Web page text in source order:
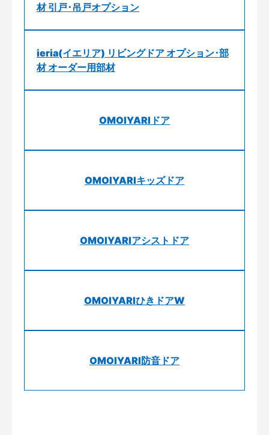
材 引戸･吊戸オプション
ieria(イエリア) リビングドア オプション･部
材 オーダー用部材
OMOIYARIドア
OMOIYARIキッズドア
OMOIYARIアシストドア
OMOIYARIひきドアW
OMOIYARI防音ドア